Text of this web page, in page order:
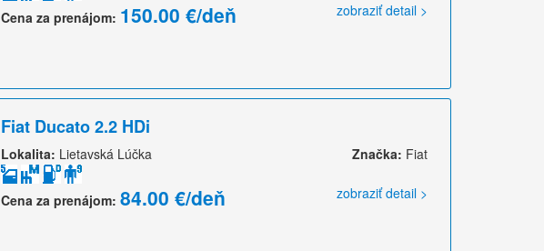
Cena za prenájom: 150.00 €/deň zobraziť detail >
Fiat Ducato 2.2 HDi
Lokalita: Lietavská Lúčka Značka: Fiat
Cena za prenájom:84.00 €/deň zobraziť detail >